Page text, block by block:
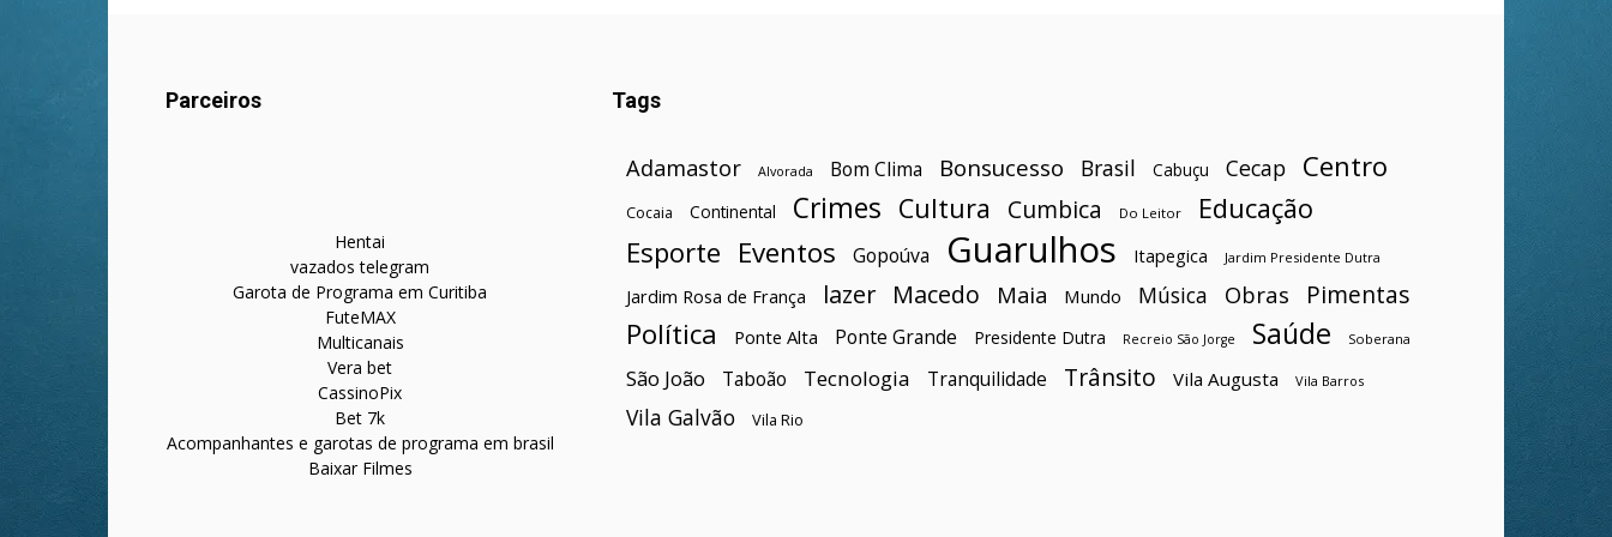
Parceiros
Hentai
vazados telegram
Garota de Programa em Curitiba
FuteMAX
Multicanais
Vera bet
CassinoPix
Bet 7k
Acompanhantes e garotas de programa em brasil
Baixar Filmes
Tags
Adamastor Alvorada Bom Clima Bonsucesso Brasil Cabuçu Cecap Centro
Cocaia Continental Crimes Cultura Cumbica Do Leitor Educação
Esporte Eventos Gopoúva Guarulhos Itapegica Jardim Presidente Dutra
Jardim Rosa de França lazer Macedo Maia Mundo Música Obras Pimentas
Política Ponte Alta Ponte Grande Presidente Dutra Recreio São Jorge Saúde Soberana
São João Taboão Tecnologia Tranquilidade Trânsito Vila Augusta Vila Barros
Vila Galvão Vila Rio